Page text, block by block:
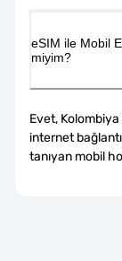
eSIM ile Mobil
miyim?
Evet,
internet
tanıyan mobil